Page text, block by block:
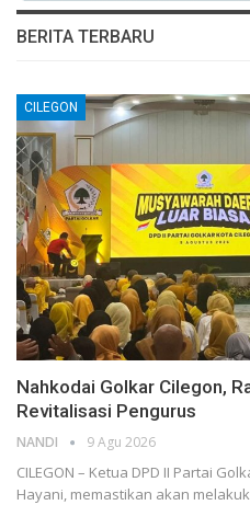
BERITA TERBARU
CILEGON
Nahkodai Golkar Cilegon,
Revitalisasi Pengurus
NANDI 9 Agu 2026
CILEGON – Ketua DPD II Partai
Hayani, memastikan akan